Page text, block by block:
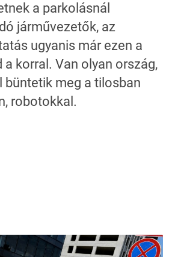
a parkolásnál
járművezetők, az
ugyanis már ezen a
korral. Van olyan ország,
büntetik meg a tilosban
robotokkal.